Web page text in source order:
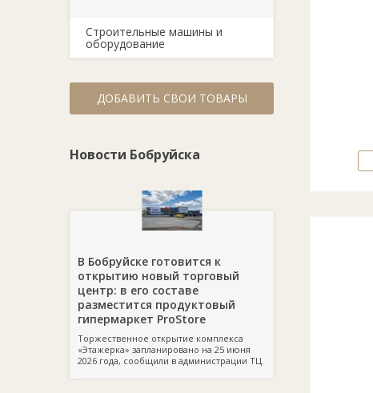
Строительные машины и
оборудование
ДОБАВИТЬ СВОИ ТОВАРЫ
Новости Бобруйска
В Бобруйске готовится к
открытию новый торговый
центр: в его составе
разместится продуктовый
гипермаркет ProStore
Торжественное открытие комплекса
«Этажерка» запланировано на 25 июня
2026 года, сообщили в администрации ТЦ.